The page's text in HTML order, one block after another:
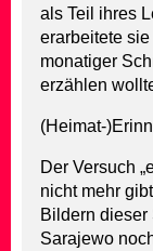
als Teil ihres
erarbeitete
monatiger
erzählen
(Heimat-
Der Versuch
nicht mehr
Bildern
Sarajewo